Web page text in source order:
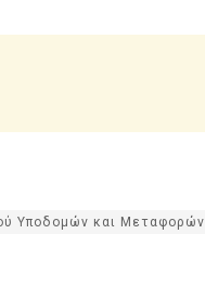
Υποδομών και Μεταφορών